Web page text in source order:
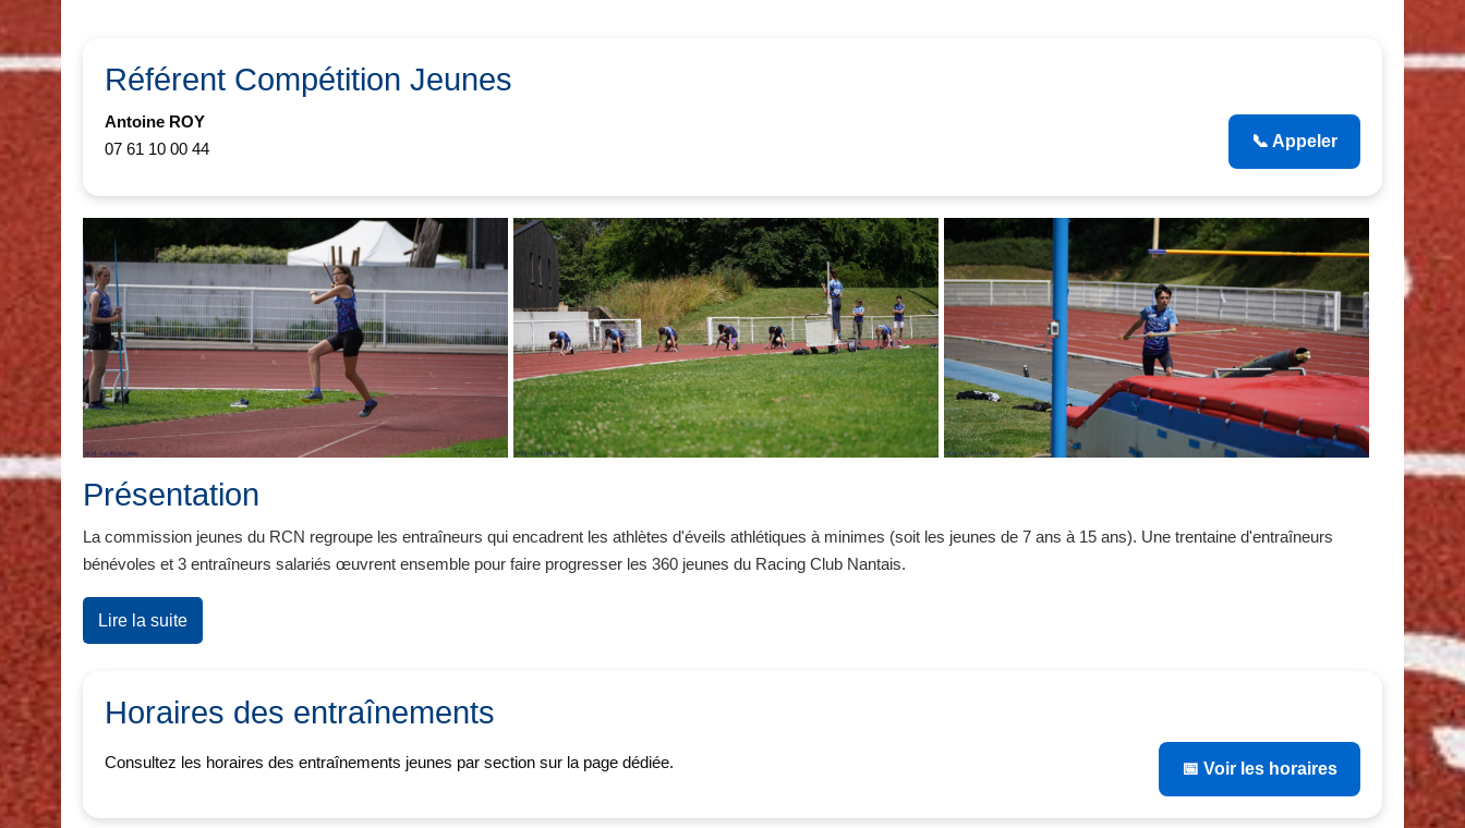
Référent Compétition Jeunes
Antoine ROY
07 61 10 00 44
📞 Appeler
Présentation
La commission jeunes du RCN regroupe les entraîneurs qui encadrent les athlètes d'éveils athlétiques à minimes (soit les jeunes de 7 ans à 15 ans). Une trentaine d'entraîneurs
bénévoles et 3 entraîneurs salariés œuvrent ensemble pour faire progresser les 360 jeunes du Racing Club Nantais.
Lire la suite
Horaires des entraînements
Consultez les horaires des entraînements jeunes par section sur la page dédiée. 📅 Voir les horaires